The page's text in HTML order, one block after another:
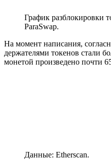
График разблокировки
ParaSwap.
На момент написания,
держателями токенов стали
монетой произведено почти
Данные: Etherscan.